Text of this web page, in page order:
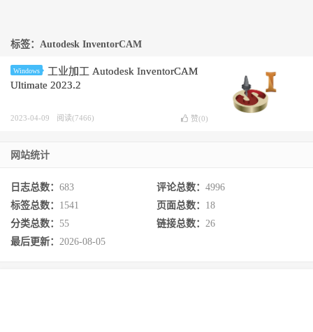
标签：Autodesk InventorCAM
Windows
工业加工 Autodesk InventorCAM
Ultimate 2023.2
2023-04-09 阅读(7466) 赞(0)
网站统计
日志总数： 683 评论总数： 4996
标签总数： 1541 页面总数： 18
分类总数： 55 链接总数： 26
最后更新： 2026-08-05